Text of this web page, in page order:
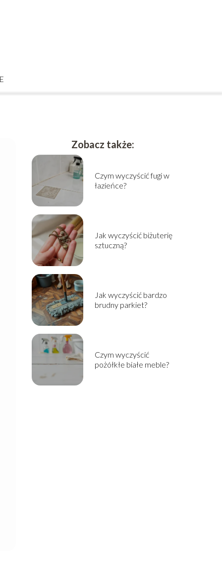
Zobacz także:
Czym wyczyścić fugi w
łazieńce?
Jak wyczyścić biżuterię
sztuczną?
Jak wyczyścić bardzo
brudny parkiet?
Czym wyczyścić
pożółkłe białe meble?